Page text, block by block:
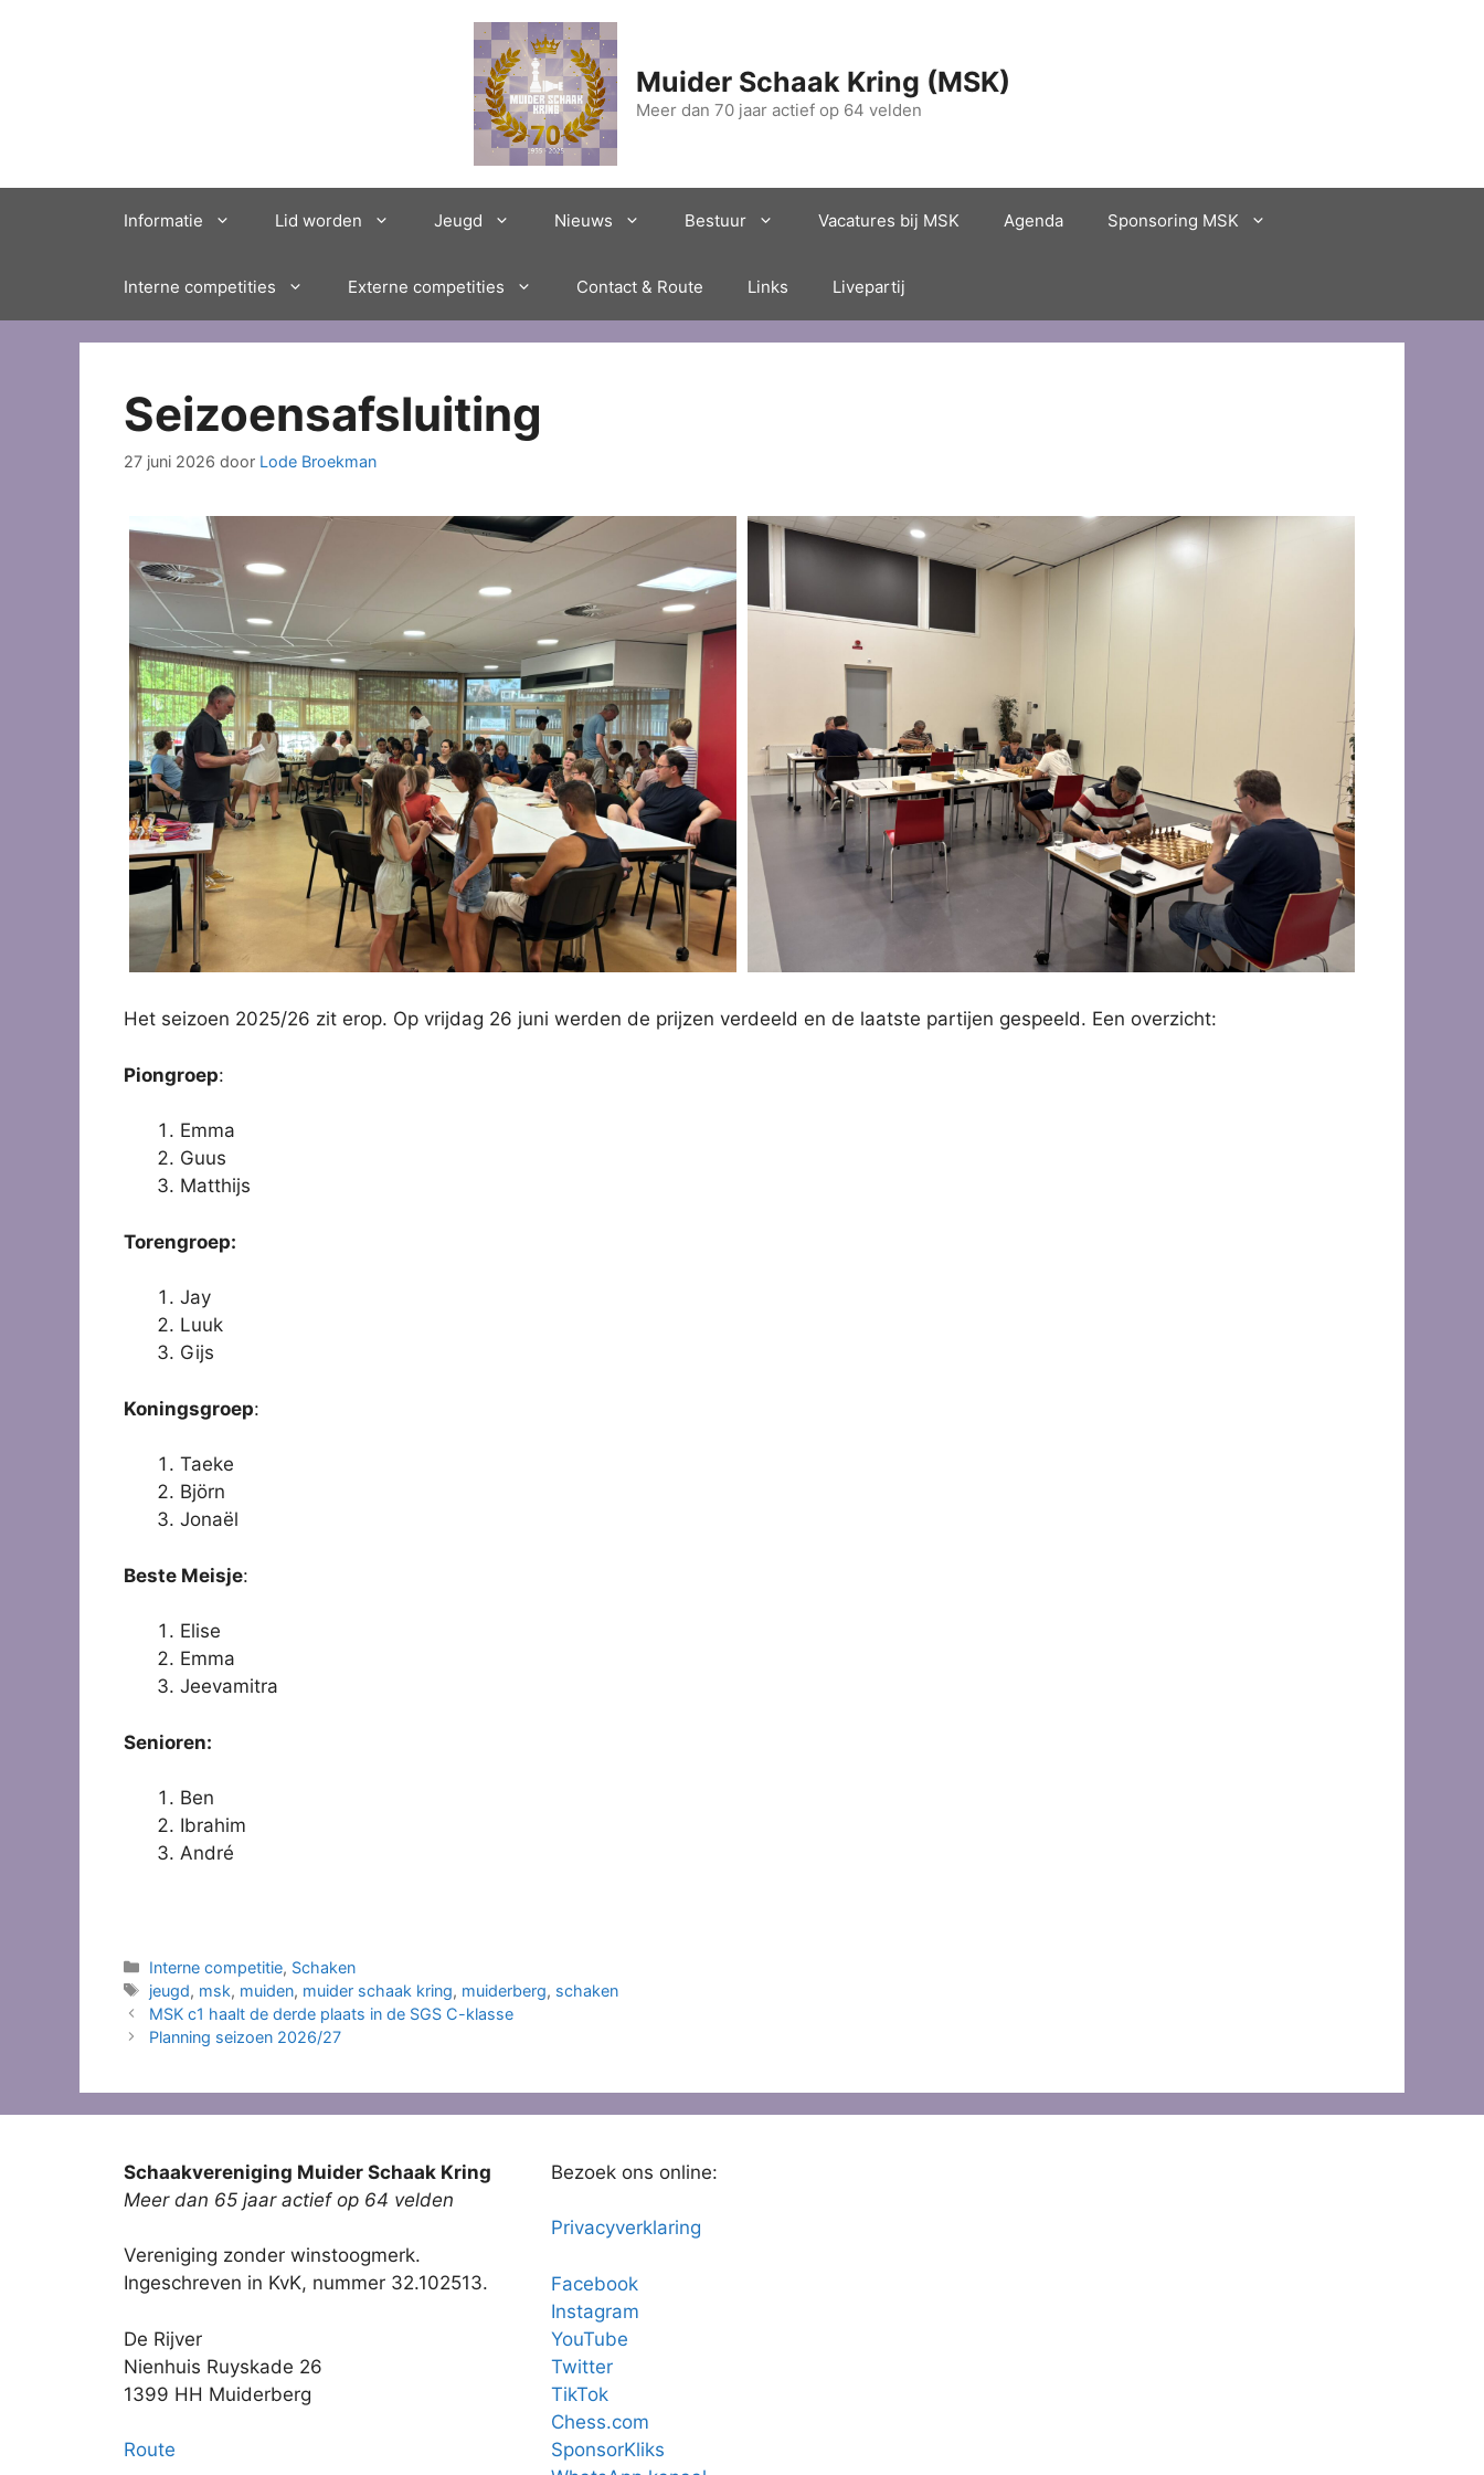
Muider Schaak Kring (MSK)
Meer dan 70 jaar actief op 64 velden
Informatie Lid worden Jeugd Nieuws Bestuur Vacatures bij MSK Agenda Sponsoring MSK
Interne competities Externe competities Contact & Route Links Livepartij
Seizoensafsluiting
27 juni 2026 door Lode Broekman
Het seizoen 2025/26 zit erop. Op vrijdag 26 juni werden de prijzen verdeeld en de laatste partijen gespeeld. Een overzicht:
Piongroep:
Emma
Guus
Matthijs
Torengroep:
Jay
Luuk
Gijs
Koningsgroep:
Taeke
Björn
Jonaël
Beste Meisje:
Elise
Emma
Jeevamitra
Senioren:
Ben
Ibrahim
André
Categorieën
Interne competitie, Schaken
Tags
jeugd, msk, muiden, muider schaak kring, muiderberg, schaken
MSK c1 haalt de derde plaats in de SGS C-klasse
Planning seizoen 2026/27
Schaakvereniging Muider Schaak Kring
Meer dan 65 jaar actief op 64 velden
Vereniging zonder winstoogmerk.
Ingeschreven in KvK, nummer 32.102513.
De Rijver
Nienhuis Ruyskade 26
1399 HH Muiderberg
Route
Bezoek ons online:
Privacyverklaring
Facebook
Instagram
YouTube
Twitter
TikTok
Chess.com
SponsorKliks